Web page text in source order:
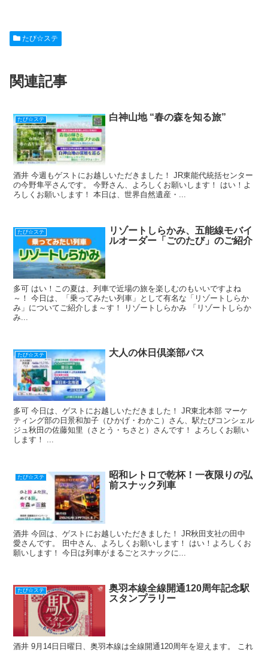
c
e
o
k
たび☆ステ
関連記事
たび☆ステ 白神山地 “春の森を知る旅”
酒井 今週もゲストにお越しいただきました！ JR東能代統括センター
の今野隼平さんです。 今野さん、よろしくお願いします！ はい！よ
ろしくお願いします！ 本日は、世界自然遺産・...
たび☆ステ
リゾートしらかみ、五能線モバイ
ルオーダー「ごのたび」のご紹介
多可 はい！この夏は、列車で近場の旅を楽しむのもいいですよね
～！ 今日は、「乗ってみたい列車」として有名な「リゾートしらか
み」についてご紹介しま～す！ リゾートしらかみ 「リゾートしらか
み...
たび☆ステ 大人の休日倶楽部パス
多可 今日は、ゲストにお越しいただきました！ JR東北本部 マーケ
ティング部の日景和加子（ひかげ・わかこ）さん、駅たびコンシェル
ジュ秋田の佐藤知里（さとう・ちさと）さんです！ よろしくお願い
します！ ...
たび☆ステ
昭和レトロで乾杯！一夜限りの弘
前スナック列車
酒井 今回は、ゲストにお越しいただきました！ JR秋田支社の田中
愛さんです。 田中さん、よろしくお願いします！ はい！よろしくお
願いします！ 今日は列車がまるごとスナックに...
たび☆ステ
奥羽本線全線開通120周年記念駅
スタンプラリー
酒井 9月14日日曜日、奥羽本線は全線開通120周年を迎えます。 これ